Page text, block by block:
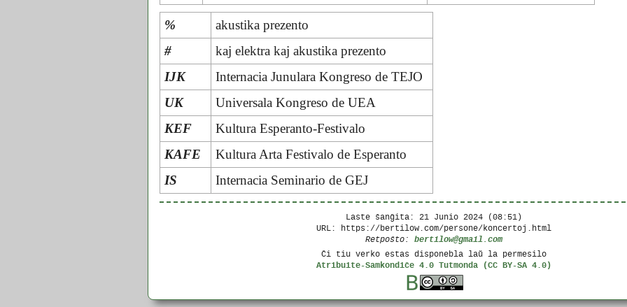
%
akustika prezento
#
kaj elektra kaj akustika prezento
IJK
Internacia Junulara Kongreso de TEJO
UK
Universala Kongreso de UEA
KEF
Kultura Esperanto-Festivalo
KAFE
Kultura Arta Festivalo de Esperanto
IS
Internacia Seminario de GEJ
Laste ŝanĝita: 21 Junio 2024 (08:51)
URL: https://bertilow.com/persone/koncertoj.html
Retpoŝto: bertilow@gmail.com
Ĉi tiu verko estas disponebla laŭ la permesilo
Atribuite-Samkondiĉe 4.0 Tutmonda (CC BY-SA 4.0)